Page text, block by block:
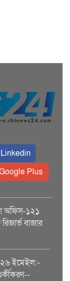
Plus
অফিস-১২১
বাজার
ইমেইল:-